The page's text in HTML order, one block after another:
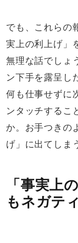
でも、これらの
実上の利上げ」
無理な話でしょ
ン下手を露呈し
何も仕事せずに
ンタッチするこ
か。お手つきの
げ」に出てしま
「事実上
もネガテ